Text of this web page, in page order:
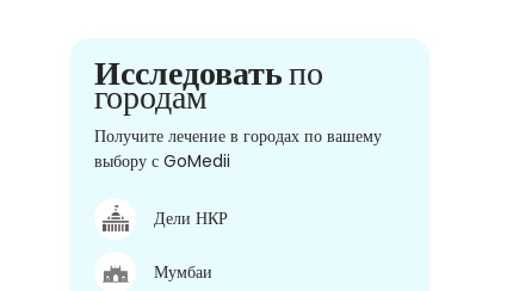
Исследоватьпо
городам
Получите лечение в городах по вашему
выбору с GoMedii
Дели НКР
Мумбаи